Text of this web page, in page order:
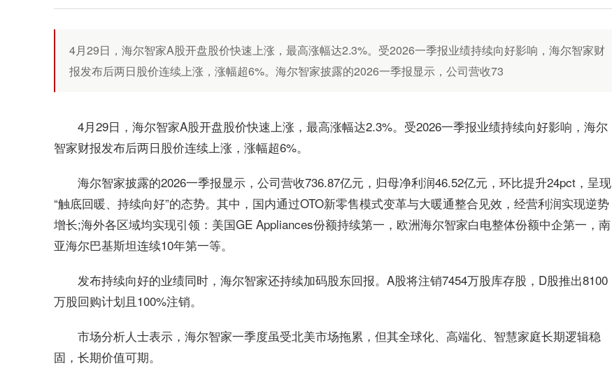
4月29日，海尔智家A股开盘股价快速上涨，最高涨幅达2.3%。受2026一季报业绩持续向好影响，海尔智家财
报发布后两日股价连续上涨，涨幅超6%。海尔智家披露的2026一季报显示，公司营收73
4月29日，海尔智家A股开盘股价快速上涨，最高涨幅达2.3%。受2026一季报业绩持续向好影响，海尔
智家财报发布后两日股价连续上涨，涨幅超6%。
海尔智家披露的2026一季报显示，公司营收736.87亿元，归母净利润46.52亿元，环比提升24pct，呈现
“触底回暖、持续向好”的态势。其中，国内通过OTO新零售模式变革与大暖通整合见效，经营利润实现逆势
增长;海外各区域均实现引领：美国GE Appliances份额持续第一，欧洲海尔智家白电整体份额中企第一，南
亚海尔巴基斯坦连续10年第一等。
发布持续向好的业绩同时，海尔智家还持续加码股东回报。A股将注销7454万股库存股，D股推出8100
万股回购计划且100%注销。
市场分析人士表示，海尔智家一季度虽受北美市场拖累，但其全球化、高端化、智慧家庭长期逻辑稳
固，长期价值可期。